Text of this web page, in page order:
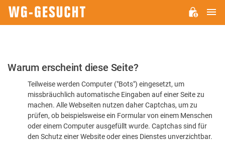
Bitte
dass
Warum erscheint diese Seite?
Teilweise werden Computer ("Bots") eingesetzt, um
missbräuchlich automatische Eingaben auf einer Seite zu
machen. Alle Webseiten nutzen daher Captchas, um zu
prüfen, ob beispielsweise ein Formular von einem Menschen
oder einem Computer ausgefüllt wurde. Captchas sind für
den Schutz einer Website oder eines Dienstes unverzichtbar.